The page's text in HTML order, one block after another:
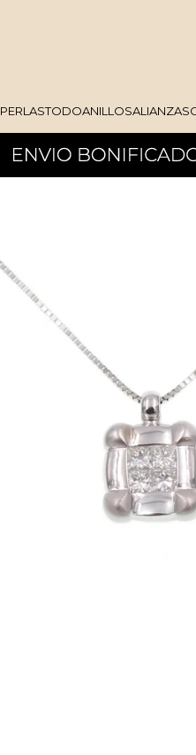
PERLASTODOANILLOSALIANZAS